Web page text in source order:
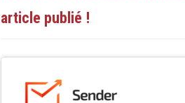
article publié !